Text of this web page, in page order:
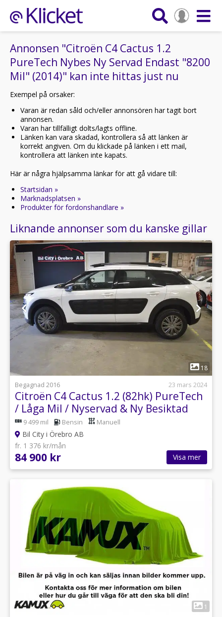
Annonsen "Citroën C4 Cactus 1.2
PureTech Nybes Ny Servad Endast "8200
Mil" (2014)" kan inte hittas just nu
Exempel på orsaker:
Varan är redan såld och/eller annonsören har tagit bort
annonsen.
Varan har tillfälligt dolts/lagts offline.
Länken kan vara skadad, kontrollera så att länken är
korrekt angiven. Om du klickade på länken i ett mail,
kontrollera att länken inte kapats.
Här är några hjälpsamma länkar för att gå vidare till:
Startsidan »
Marknadsplatsen »
Produkter för fordonshandlare »
Liknande annonser som du kanske gillar
18
Begagnad 2016
23 mars 2024
Citroën C4 Cactus 1.2 (82hk) PureTech
/ Låga Mil / Nyservad & Ny Besiktad
9 499 mil Bensin Manuell
Bil City i Örebro AB
fr. 1 376 kr/mån
84 900 kr Visa mer
1